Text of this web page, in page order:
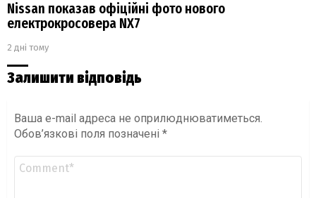
Nissan показав офіційні фото нового
електрокросовера NX7
2 дні тому
Залишити відповідь
Ваша e-mail адреса не оприлюднюватиметься.
Обов’язкові поля позначені *
Коментар